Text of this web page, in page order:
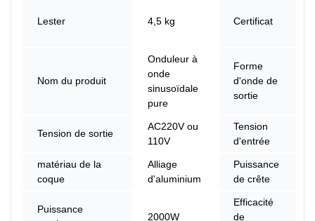
Lester 4,5 kg Certificat
Nom du produit
Onduleur à
onde
sinusoïdale
pure
Forme
d'onde de
sortie
Tension de sortie
AC220V ou
110V
Tension
d'entrée
matériau de la
coque
Alliage
d'aluminium
Puissance
de crête
Puissance
2000W
Efficacité
de